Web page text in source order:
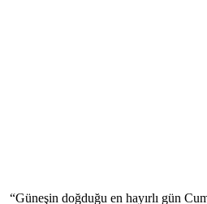
“Güneşin doğduğu en hayırlı gün